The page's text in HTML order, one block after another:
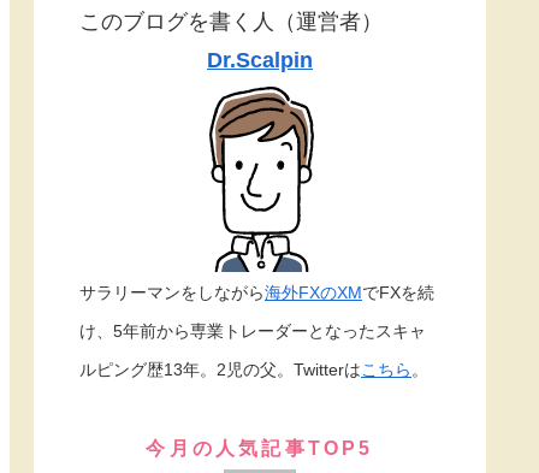
このブログを書く人（運営者）
Dr.Scalpin
サラリーマンをしながら海外FXのXMでFXを続
け、5年前から専業トレーダーとなったスキャ
ルピング歴13年。2児の父。Twitterはこちら。
今月の人気記事TOP5